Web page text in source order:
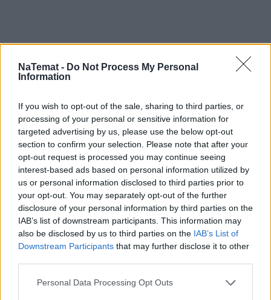
NaTemat - Do Not Process My Personal
Information
If you wish to opt-out of the sale, sharing to third parties, or
processing of your personal or sensitive information for
targeted advertising by us, please use the below opt-out
section to confirm your selection. Please note that after your
opt-out request is processed you may continue seeing
interest-based ads based on personal information utilized by
us or personal information disclosed to third parties prior to
your opt-out. You may separately opt-out of the further
disclosure of your personal information by third parties on the
IAB’s list of downstream participants. This information may
also be disclosed by us to third parties on the IAB’s List of
Downstream Participants that may further disclose it to other
Personal Data Processing Opt Outs
Nie przegap żadnej ważnej wiadomości i
obserwuj nas w Google News!
Więcej:
Rosja Chiny Władimir Putin Wojna w Ukrainie
Xi Jinping
Międzynarodowy Trybunał Karny
Antony Blinken
Natalia Kamińska